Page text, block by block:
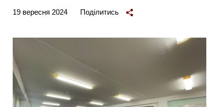
19 вересня 2024 Поділитись